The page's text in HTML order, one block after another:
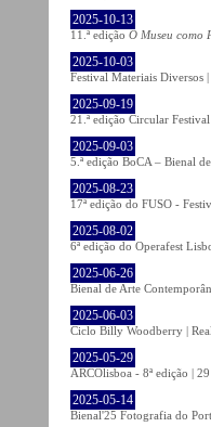
2025-10-13
11.ª edição O Museu como
2025-10-03
Festival Materiais Diversos
2025-09-19
21.ª edição Circular
2025-09-03
5.ª edição BoCA – Bienal
2025-08-23
17ª edição do FUSO -
2025-08-02
6ª edição do Operafest
2025-06-26
Bienal de Arte
2025-06-03
Ciclo Billy Woodberry |
2025-05-29
ARCOlisboa - 8ª edição |
2025-05-14
Bienal'25 Fotografia do